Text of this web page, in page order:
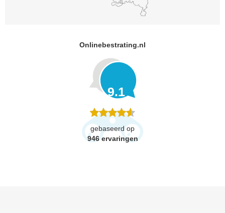
Onlinebestrating.nl
9.1
gebaseerd op
946 ervaringen